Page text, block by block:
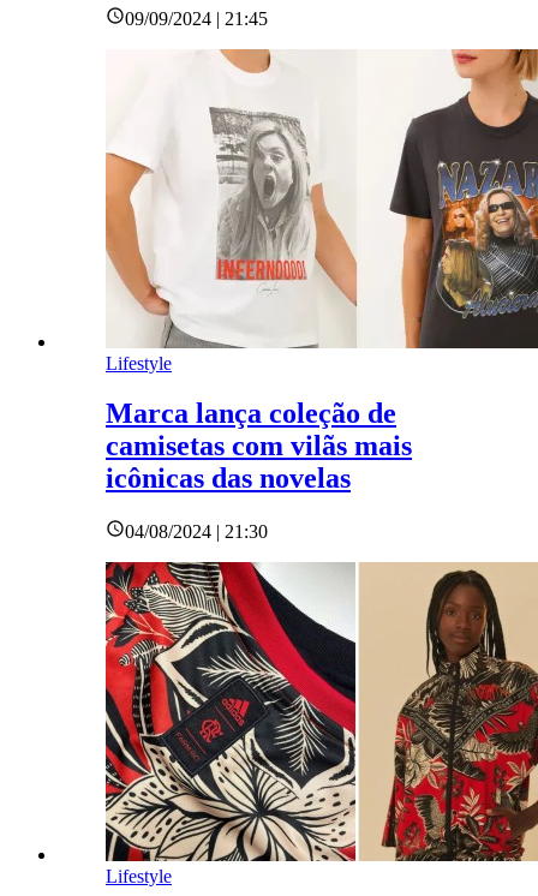
09/09/2024 | 21:45
Lifestyle
Marca lança coleção de
camisetas com vilãs mais
icônicas das novelas
04/08/2024 | 21:30
Lifestyle